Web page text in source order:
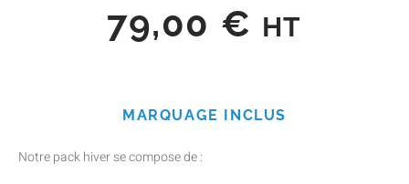
79,00 € HT
MARQUAGE INCLUS
Notre pack hiver se compose de :